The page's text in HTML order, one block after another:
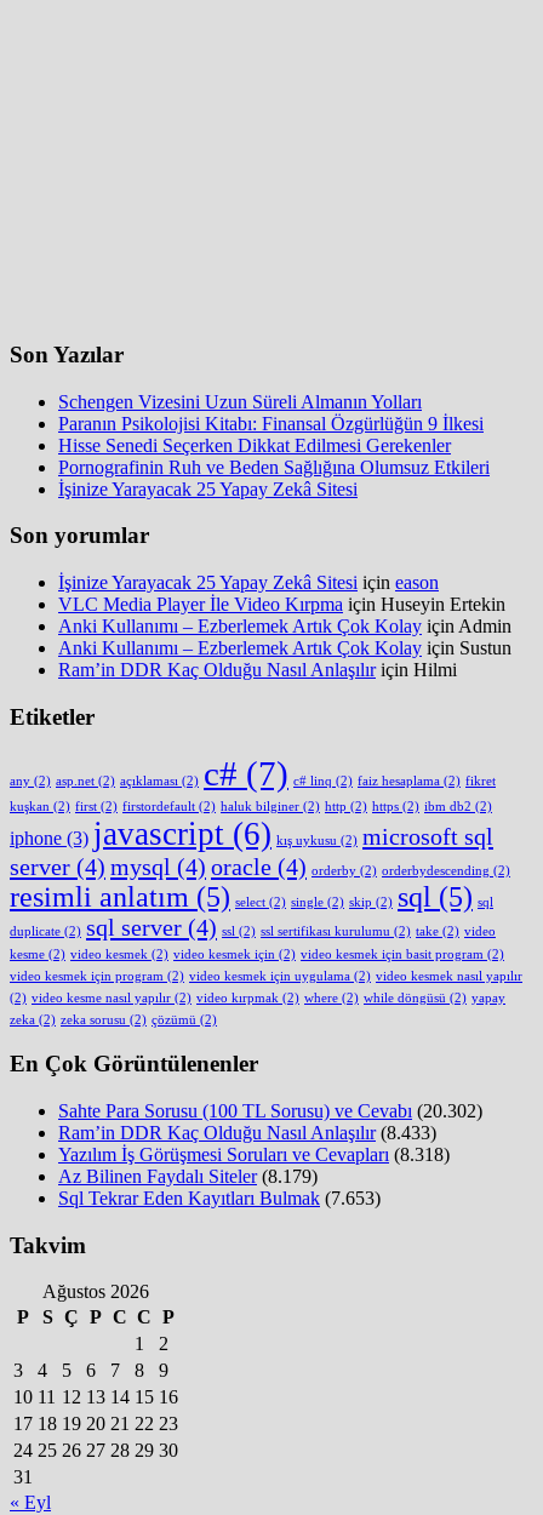
Son Yazılar
Schengen Vizesini Uzun Süreli Almanın Yolları
Paranın Psikolojisi Kitabı: Finansal Özgürlüğün 9 İlkesi
Hisse Senedi Seçerken Dikkat Edilmesi Gerekenler
Pornografinin Ruh ve Beden Sağlığına Olumsuz Etkileri
İşinize Yarayacak 25 Yapay Zekâ Sitesi
Son yorumlar
İşinize Yarayacak 25 Yapay Zekâ Sitesi için eason
VLC Media Player İle Video Kırpma için Huseyin Ertekin
Anki Kullanımı – Ezberlemek Artık Çok Kolay için Admin
Anki Kullanımı – Ezberlemek Artık Çok Kolay için Sustun
Ram’in DDR Kaç Olduğu Nasıl Anlaşılıriçin Hilmi
Etiketler
any (2) asp.net (2) açıklaması (2) c# (7) c# linq (2) faiz hesaplama (2) fikret
kuşkan (2) first (2) firstordefault (2) haluk bilginer (2) http (2) https (2) ibm db2 (2)
iphone (3) javascript (6) kış uykusu (2) microsoft sql
server (4) mysql (4) oracle (4) orderby (2) orderbydescending (2)
resimli anlatım (5) select (2) single (2) skip (2) sql (5) sql
duplicate (2) sql server (4) ssl (2) ssl sertifikası kurulumu (2) take (2) video
kesme (2) video kesmek (2) video kesmek için (2) video kesmek için basit program (2)
video kesmek için program (2) video kesmek için uygulama (2) video kesmek nasıl yapılır
(2) video kesme nasıl yapılır (2) video kırpmak (2) where (2) while döngüsü (2) yapay
zeka (2) zeka sorusu (2) çözümü (2)
En Çok Görüntülenenler
Sahte Para Sorusu (100 TL Sorusu) ve Cevabı (20.302)
Ram’in DDR Kaç Olduğu Nasıl Anlaşılır (8.433)
Yazılım İş Görüşmesi Soruları ve Cevapları (8.318)
Az Bilinen Faydalı Siteler (8.179)
Sql Tekrar Eden Kayıtları Bulmak (7.653)
Takvim
Ağustos 2026
P
S Ç P C C P
1
2
3
4 5 6 7 8
9
10 11 12 13 14 15 16
17 18 19 20 21 22 23
24 25 26 27 28 29 30
31
« Eyl